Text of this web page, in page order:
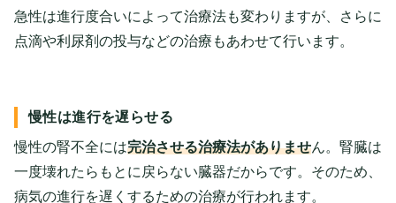
急性は進行度合いによって治療法も変わりますが、さらに
点滴や利尿剤の投与などの治療もあわせて行います。
慢性は進行を遅らせる
慢性の腎不全には完治させる治療法がありません。腎臓は
一度壊れたらもとに戻らない臓器だからです。そのため、
病気の進行を遅くするための治療が行われます。